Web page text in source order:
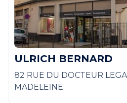
ULRICH BERNARD
82 RUE DU DOCTEUR
MADELEINE